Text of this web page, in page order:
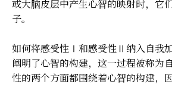
或大脑皮层中产生心智的映射时，它
子。
如何将感受性Ⅰ和感受性Ⅱ纳入自我
阐明了心智的构建，这一过程被称为
性的两个方面都围绕着心智的构建，